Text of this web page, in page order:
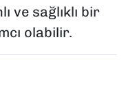
ve sağlıklı bir
olabilir.